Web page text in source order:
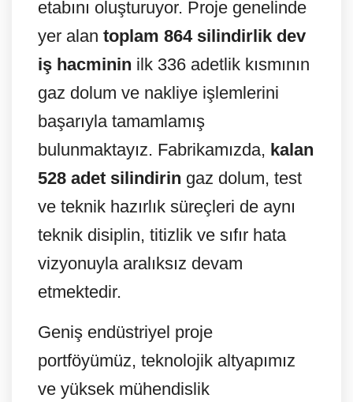
etabını oluşturuyor. Proje genelinde
yer alan toplam 864 silindirlik dev
iş hacminin ilk 336 adetlik kısmının
gaz dolum ve nakliye işlemlerini
başarıyla tamamlamış
bulunmaktayız. Fabrikamızda, kalan
528 adet silindirin gaz dolum, test
ve teknik hazırlık süreçleri de aynı
teknik disiplin, titizlik ve sıfır hata
vizyonuyla aralıksız devam
etmektedir.
Geniş endüstriyel proje
portföyümüz, teknolojik altyapımız
ve yüksek mühendislik